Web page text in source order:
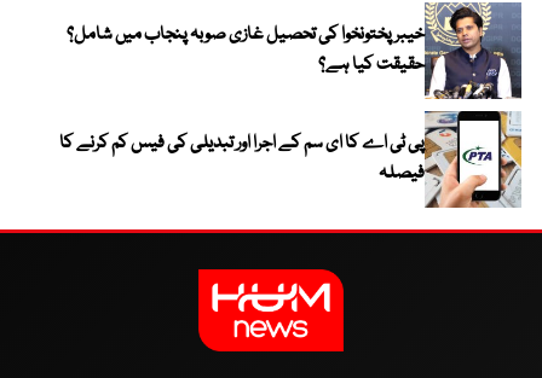
خیبر پختونخوا کی تحصیل غازی صوبہ پنجاب میں شامل؟
حقیقت کیا ہے؟
پی ٹی اے کا ای سم کے اجرا اور تبدیلی کی فیس کم کرنے کا
فیصلہ